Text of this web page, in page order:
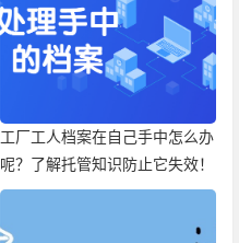
工厂工人档案在自己手中怎么办
呢？了解托管知识防止它失效！